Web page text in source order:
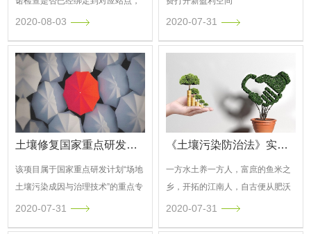
若确认已绑定，请尝试重载Web服
2020-08-03 2020-07-31
土壤修复国家重点研发专项获批立项
该项目属于国家重点研发计划“场地
土壤污染成因与治理技术”的重点专
项
2020-07-31
《土壤污染防治法》实施倒计时
一方水土养一方人，富庶的鱼米之
乡，开拓的江南人，自古便从肥沃
的土地中获取丰收的谷物、蓬勃的
2020-07-31